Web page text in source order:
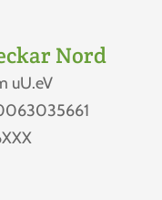
Nord
uU.eV